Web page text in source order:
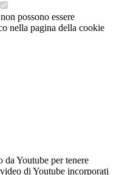
possono essere
nella pagina della cookie
da Youtube per tenere
di Youtube incorporati